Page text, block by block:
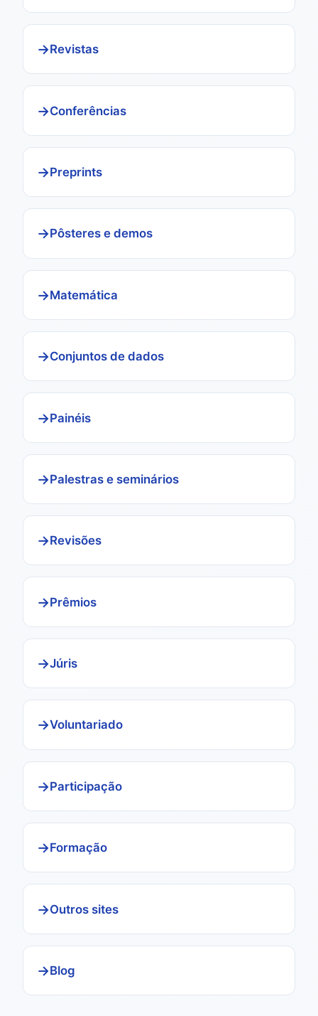
Revistas
Conferências
Preprints
Pôsteres e demos
Matemática
Conjuntos de dados
Painéis
Palestras e seminários
Revisões
Prêmios
Júris
Voluntariado
Participação
Formação
Outros sites
Blog